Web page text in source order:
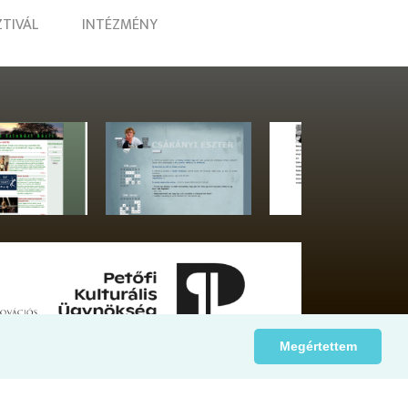
Megértettem
INTÉZMÉNY